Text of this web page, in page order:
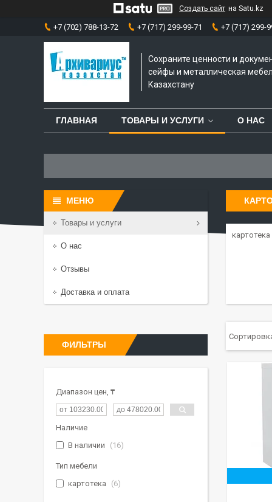
Создать сайт на Satu.kz
+7 (702) 788-13-72 +7 (717) 299-99-71 +7 (717) 299-
Сохраните ценности и
сейфы и металлическая
Казахстану
ГЛАВНАЯ ТОВАРЫ И УСЛУГИ О НАС
Товары и услуги
О нас
Отзывы
Доставка и оплата
ФИЛЬТРЫ
Диапазон цен, ₸
Наличие
В наличии
16
Тип мебели
картотека
6